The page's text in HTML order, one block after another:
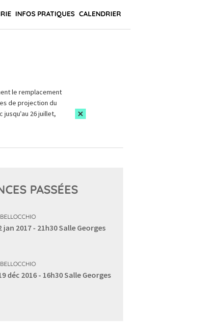
INFOS PRATIQUES CALENDRIER
le remplacement
de projection du
jusqu'au 26 juillet,
PASSÉES
jan 2017 - 21h30Salle Georges
déc 2016 - 16h30Salle Georges